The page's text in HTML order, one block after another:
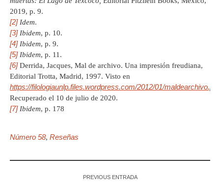
2019, p. 9.
[2] Idem.
[3] Ibidem, p. 10.
[4] Ibidem, p. 9.
[5] Ibidem, p. 11.
[6]Derrida, Jacques, Mal de archivo. Una impresión freudiana,
Editorial Trotta, Madrid, 1997. Visto en
https://filologiaunlp.files.wordpress.com/2012/01/maldearchivo.pdf
Recuperado el 10 de julio de 2020.
[7] Ibidem, p. 178
Número 58, Reseñas
PREVIOUS ENTRADA